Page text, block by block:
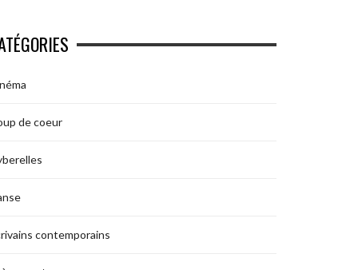
de coeur
contemporains